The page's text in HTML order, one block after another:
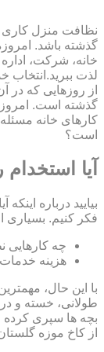
نظافت منزل کاری
گذشته باشد.
خانه، شرکت،
لذت ببرید.انتخاب
از روزهایی که
گذشته است.
کارهای خانه
است؟
آیا
بیایید درباره
فکر کنیم. بسیاری
چه کارهایی
هزینه
با این حال،
طولانی، خسته و
بچه ها سپری کرده
از کاخ موزه